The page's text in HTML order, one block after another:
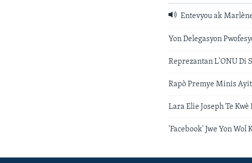
Entevyou ak
Yon Delegasyon
Reprezantan L'ONU Di
Rapò Premye Minis
Lara Elie Joseph Te
'Facebook' Jwe Yon